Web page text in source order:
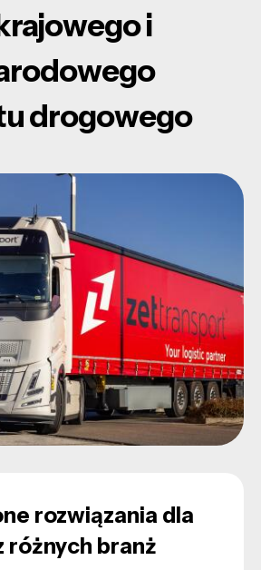
i
drogowego
rozwiązania dla
różnych branż